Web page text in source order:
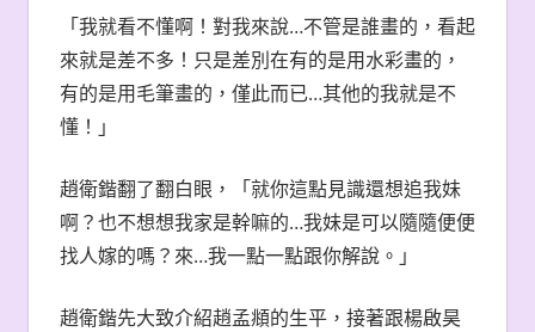
「我就看不懂啊！對我來說…不管是誰畫的，看起
來就是差不多！只是差別在有的是用水彩畫的，
有的是用毛筆畫的，僅此而已…其他的我就是不
懂！」
趙衛鍇翻了翻白眼，「就你這點見識還想追我妹
啊？也不想想我家是幹嘛的…我妹是可以隨隨便便
找人嫁的嗎？來…我一點一點跟你解說。」
趙衛鍇先大致介紹趙孟頫的生平，接著跟楊啟昊